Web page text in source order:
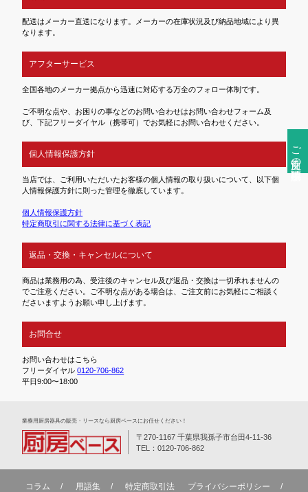
ご注文前の確認事項
配送はメーカー直送になります。メーカーの在庫状況及び納品地域により異
なります。
アフターサービス
全国各地のメーカー拠点から迅速に対応する万全のフォロー体制です。
ご不明な点や、お困りの事などのお問い合わせはお問い合わせフォーム及
び、下記フリーダイヤル（携帯可）でお気軽にお問い合わせください。
個人情報保護方針
当店では、ご利用いただいたお客様の個人情報の取り扱いについて、以下個
人情報保護方針に則った管理を徹底しています。
個人情報保護方針
特定商取引に関する法律に基づく表記
返品・交換・キャンセルについて
商品は業務用の為、受注後のキャンセル及び返品・交換は一切承れませんの
でご注意ください。ご不明な点がある場合は、ご注文前にお気軽にご相談く
ださいますようお願い申し上げます。
お問合せ
お問い合わせはこちら
フリーダイヤル0120-706-862
平日9:00〜18:00
業務⽤厨房器具の販売・リースなら厨房ベースにお任せください！
〒270-1167 千葉県我孫子市台田4-11-36
TEL：0120-706-862
コラム 用語集 特定商取引法 プライバシーポリシー